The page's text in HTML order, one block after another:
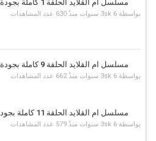
مسلسل ام القلايد الحلقة 1 كاملة بجودة عالية
بواسطة 3sk 6 سنوات منذُ 630 عدد المشاهدات
مسلسل ام القلايد الحلقة 9 كاملة بجودة عالية
بواسطة 3sk 6 سنوات منذُ 662 عدد المشاهدات
مسلسل ام القلايد الحلقة 11 كاملة بجودة عالية
بواسطة 3sk 6 سنوات منذُ 579 عدد المشاهدات